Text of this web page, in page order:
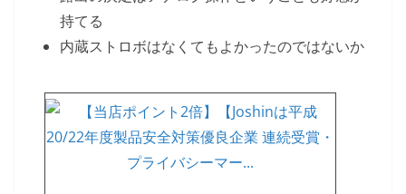
持てる
内蔵ストロボはなくてもよかったのではないか